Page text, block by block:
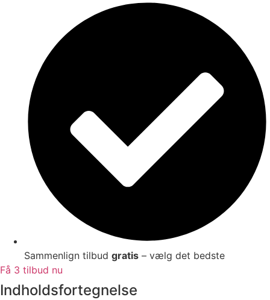
Sammenlign tilbud gratis – vælg det bedste
Få 3 tilbud nu
Indholdsfortegnelse